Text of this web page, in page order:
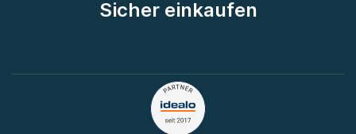
Sicher einkaufen